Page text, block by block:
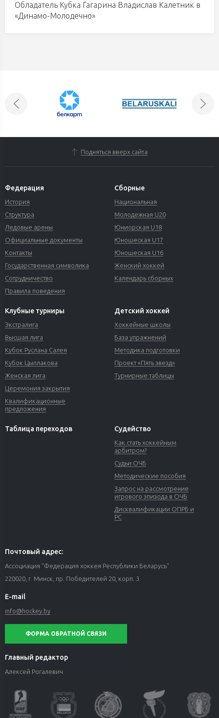
Обладатель Кубка Гагарина Владислав Калетник в
«Динамо-Молодечно»
Подняться вверх сайта
Федерация
История
Структура
Ледовые арены
Официальные документы
Контакты
Государственная символика
Сотрудничество
Правила поведения
Сборные
Национальная
Молодежная U20
Юниорская U18
Юношеская U17
Юношеская U16
Женский хоккей
Календарь сборных
Клубные турниры
Экстралига
Высшая лига
Кубок Руслана Салея
Кубок Цыплакова
Женская лига
Церемония закрытия
Квалификационные
предложения
Детский хоккей
Хоккейные школы
База упражнений
Методика подготовки
Проект «Пять звезд»
Турнирные таблицы
Таблица переходов Судейство
Как стать хоккейным
арбитром?
Судьи ОЧБ
Методические пособия
Запрос на рассмотрение
игрового эпизода в ОЧБ
Дисквалификации ОПРБ и
РС
Почтовый адрес:
Ассоциация "Федерация хоккея Республики Беларусь"
220020, г. Минск, пр. Победителей 20, корп. 3
E-mail
info@hockey.by
ФОРМА ОБРАТНОЙ СВЯЗИ
Главный редактор
Алексей Рогалевич